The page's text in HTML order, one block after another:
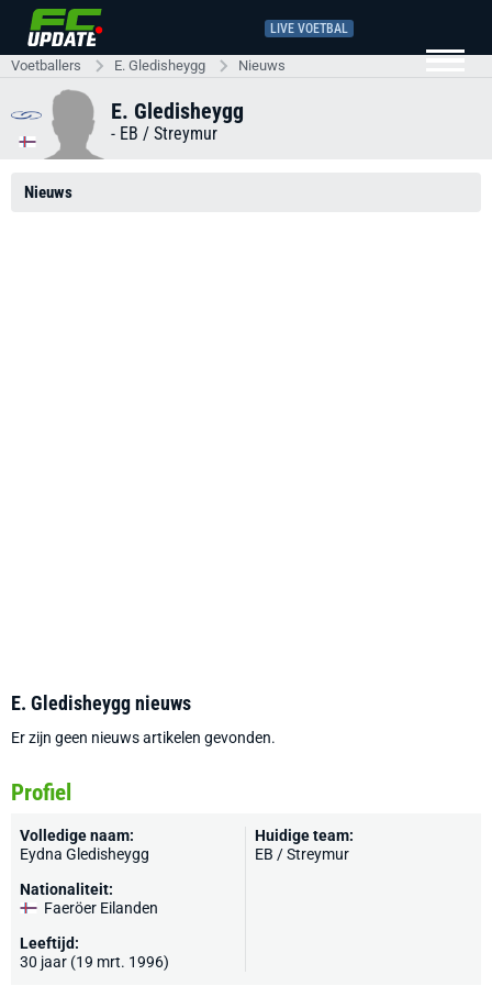
LIVE VOETBAL
Voetballers E. Gledisheygg Nieuws
E. Gledisheygg
- EB / Streymur
Nieuws
E. Gledisheygg nieuws
Er zijn geen nieuws artikelen gevonden.
Profiel
Volledige naam:
Eydna Gledisheygg
Nationaliteit:
Faeröer Eilanden
Leeftijd:
30 jaar (19 mrt. 1996)
Huidige team:
EB / Streymur